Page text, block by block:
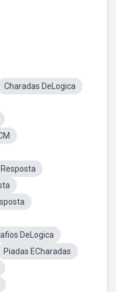
Charadas DeLogica
DeLogica
Piadas ECharadas